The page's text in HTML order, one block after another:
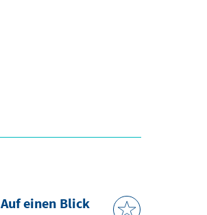
Auf einen Blick